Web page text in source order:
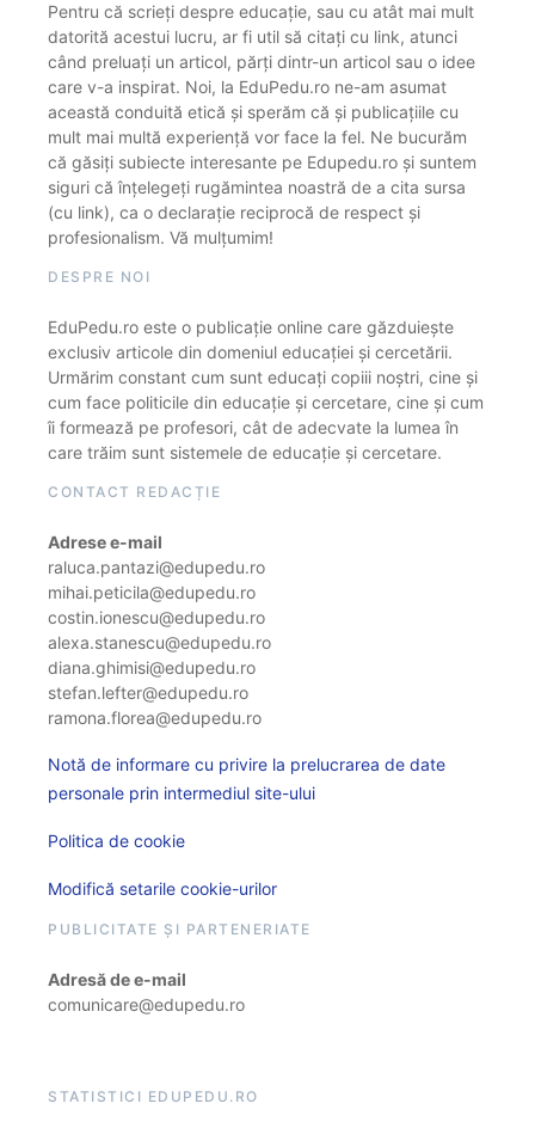
Pentru că scrieți despre educație, sau cu atât mai mult
datorită acestui lucru, ar fi util să citați cu link, atunci
când preluați un articol, părți dintr-un articol sau o idee
care v-a inspirat. Noi, la EduPedu.ro ne-am asumat
această conduită etică și sperăm că și publicațiile cu
mult mai multă experiență vor face la fel. Ne bucurăm
că găsiți subiecte interesante pe Edupedu.ro și suntem
siguri că înțelegeți rugămintea noastră de a cita sursa
(cu link), ca o declarație reciprocă de respect și
profesionalism. Vă mulțumim!
DESPRE NOI
EduPedu.ro este o publicație online care găzduiește
exclusiv articole din domeniul educației și cercetării.
Urmărim constant cum sunt educați copiii noștri, cine și
cum face politicile din educație și cercetare, cine și cum
îi formează pe profesori, cât de adecvate la lumea în
care trăim sunt sistemele de educație și cercetare.
CONTACT REDACȚIE
Adrese e-mail
raluca.pantazi@edupedu.ro
mihai.peticila@edupedu.ro
costin.ionescu@edupedu.ro
alexa.stanescu@edupedu.ro
diana.ghimisi@edupedu.ro
stefan.lefter@edupedu.ro
ramona.florea@edupedu.ro
Notă de informare cu privire la prelucrarea de date
personale prin intermediul site-ului
Politica de cookie
Modifică setarile cookie-urilor
PUBLICITATE ȘI PARTENERIATE
Adresă de e-mail
comunicare@edupedu.ro
STATISTICI EDUPEDU.RO